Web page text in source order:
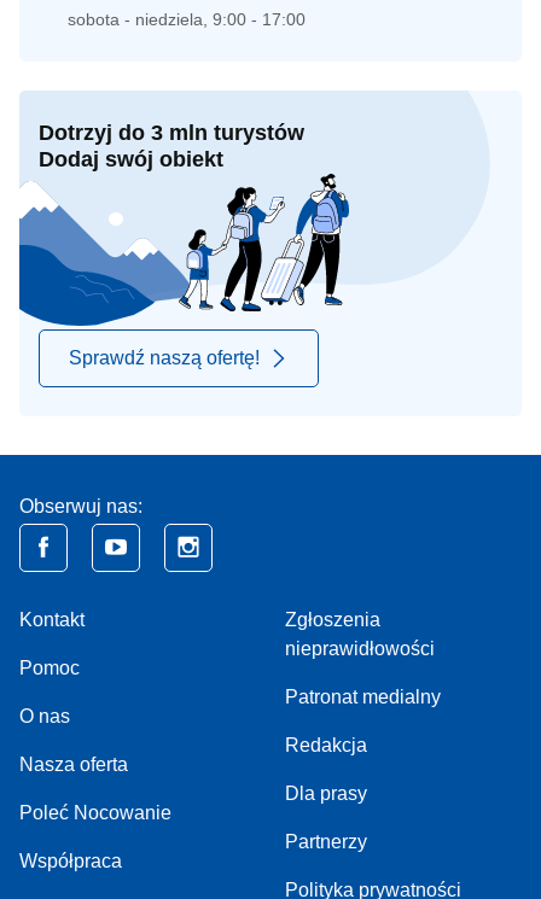
sobota - niedziela, 9:00 - 17:00
Dotrzyj do 3 mln turystów
Dodaj swój obiekt
Sprawdź naszą ofertę!
Obserwuj nas:
Kontakt
Pomoc
O nas
Nasza oferta
Poleć Nocowanie
Współpraca
Zgłoszenia
nieprawidłowości
Patronat medialny
Redakcja
Dla prasy
Partnerzy
Polityka prywatności